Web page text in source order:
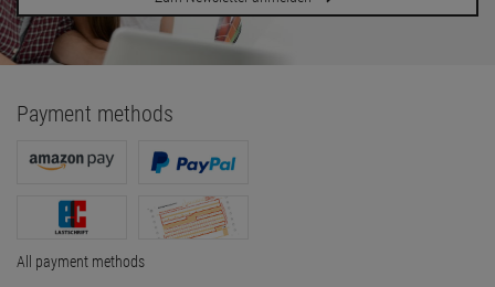
Payment methods
All payment methods